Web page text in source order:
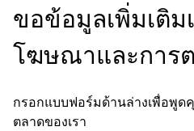
ขอข้อมูลเพิ่มเติม
โฆษณาและการ
กรอกแบบฟอร์มด้านล่างเพื่อพู
ตลาดของเรา